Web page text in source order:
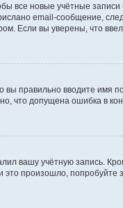
все новые учётные
email-сообщение,
Если вы уверены, что
вы правильно вводите
что допущена ошибка в
вашу учётную запись.
произошло, попробуйте